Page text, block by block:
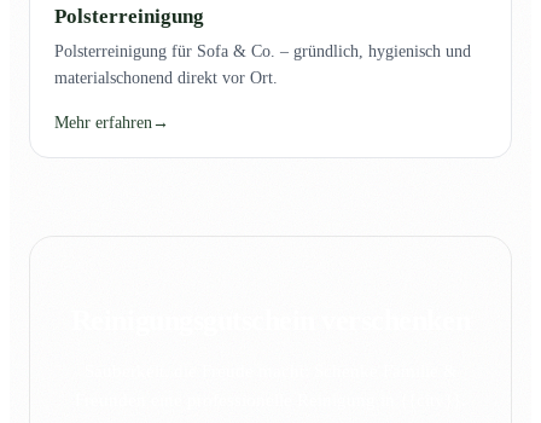
Polsterreinigung
Polsterreinigung für Sofa & Co. – gründlich, hygienisch und
materialschonend direkt vor Ort.
Mehr erfahren→